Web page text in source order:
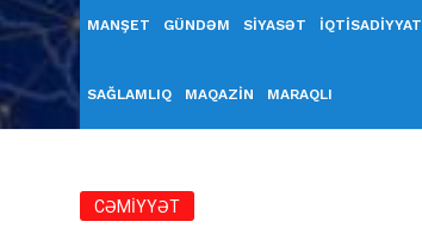
MANŞET GÜNDƏM SİYASƏT İQTİSADİYYAT
SAĞLAMLIQ MAQAZİN MARAQLI
CƏMİYYƏT